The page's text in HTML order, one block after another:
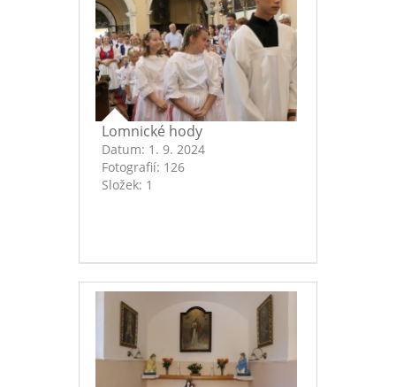
Lomnické hody
Datum: 1. 9. 2024
Fotografií: 126
Složek: 1